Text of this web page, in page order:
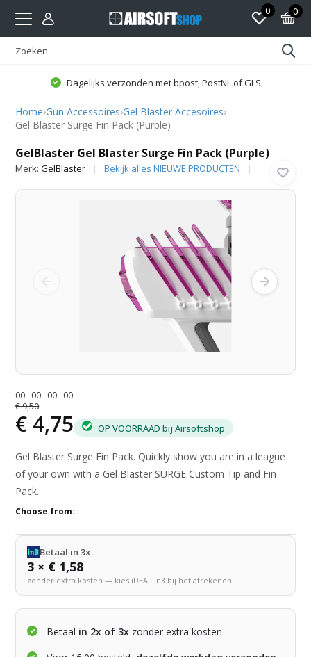
0 0
Dagelijks verzonden met bpost, PostNL of GLS
Home›Gun Accessoires›Gel Blaster Accesoires›
Gel Blaster Surge Fin Pack (Purple)
GelBlaster Gel Blaster Surge Fin Pack (Purple)
Merk:GelBlaster Bekijk alles NIEUWE PRODUCTEN
00 :00 :00 :00
€ 9,50
€ 4,75 OP VOORRAAD bij Airsoftshop
Gel Blaster Surge Fin Pack. Quickly show you are in a league
of your own with a Gel Blaster SURGE Custom Tip and Fin
Pack.
Choose from:
Betaal in 3x
3 × € 1,58
zonder extra kosten — kies iDEAL in3 bij het afrekenen
Betaal in 2x of 3x zonder extra kosten